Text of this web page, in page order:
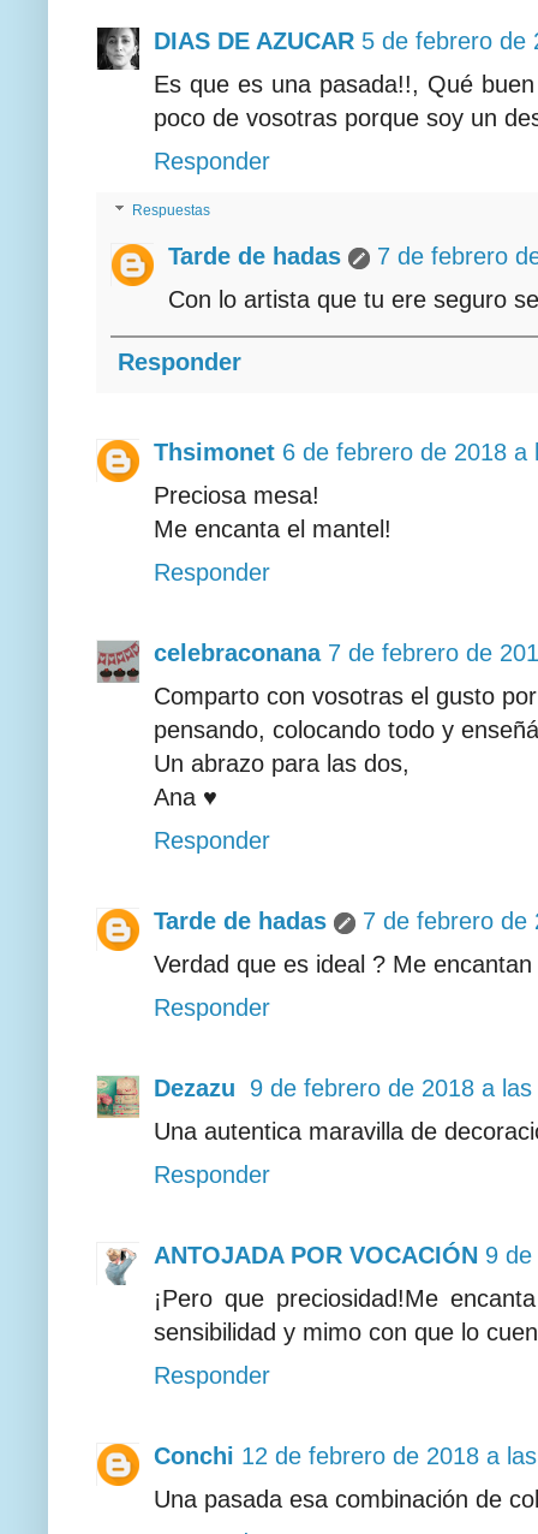
DIAS DE AZUCAR 5 de febrero de
Es que es una pasada!!, Qué
poco de vosotras porque soy un
Responder
Respuestas
Tarde de hadas
7 de febrero
Con lo artista que tu ere seguro
Responder
Thsimonet 6 de febrero de 2018 a
Preciosa mesa!
Me encanta el mantel!
Responder
celebraconana 7 de febrero de
Comparto con vosotras el gusto
pensando, colocando todo y
Un abrazo para las dos,
Ana ♥
Responder
Tarde de hadas
7 de febrero de
Verdad que es ideal ? Me
Responder
Dezazu
9 de febrero de 2018 a las
Una autentica maravilla de
Responder
ANTOJADA POR VOCACIÓN 9
¡Pero que preciosidad!Me
sensibilidad y mimo con que lo
Responder
Conchi 12 de febrero de 2018 a
Una pasada esa combinación de